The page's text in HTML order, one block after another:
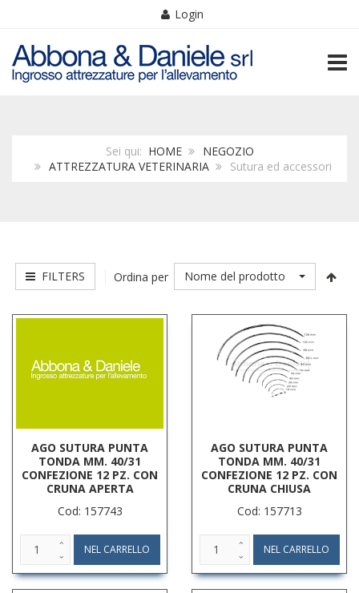
Login
Sei qui: HOME
NEGOZIO
ATTREZZATURA VETERINARIA
Sutura ed accessori
FILTERS Ordina per Nome del prodotto
AGO SUTURA PUNTA
TONDA MM. 40/31
CONFEZIONE 12 PZ. CON
CRUNA APERTA
Cod: 157743
AGO SUTURA PUNTA
TONDA MM. 40/31
CONFEZIONE 12 PZ. CON
CRUNA CHIUSA
Cod: 157713